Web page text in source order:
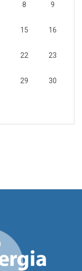
8 9
15 16
22 23
29 30